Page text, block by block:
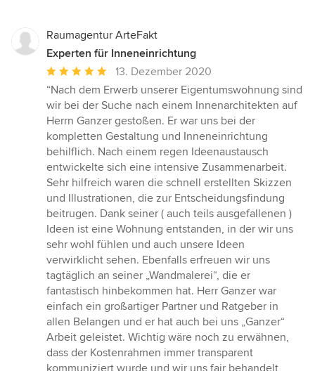
Raumagentur ArteFakt
Experten für Inneneinrichtung
Durchschnittliche
Bewertung:
5
von
5
Sternen
13. Dezember 2020
“Nach dem Erwerb unserer Eigentumswohnung sind
wir bei der Suche nach einem Innenarchitekten auf
Herrn Ganzer gestoßen. Er war uns bei der
kompletten Gestaltung und Inneneinrichtung
behilflich. Nach einem regen Ideenaustausch
entwickelte sich eine intensive Zusammenarbeit.
Sehr hilfreich waren die schnell erstellten Skizzen
und Illustrationen, die zur Entscheidungsfindung
beitrugen. Dank seiner ( auch teils ausgefallenen )
Ideen ist eine Wohnung entstanden, in der wir uns
sehr wohl fühlen und auch unsere Ideen
verwirklicht sehen. Ebenfalls erfreuen wir uns
tagtäglich an seiner „Wandmalerei“, die er
fantastisch hinbekommen hat. Herr Ganzer war
einfach ein großartiger Partner und Ratgeber in
allen Belangen und er hat auch bei uns „Ganzer“
Arbeit geleistet. Wichtig wäre noch zu erwähnen,
dass der Kostenrahmen immer transparent